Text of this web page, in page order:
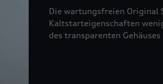
Die wartungsfreien
Kaltstarteigenschaften
des transparenten